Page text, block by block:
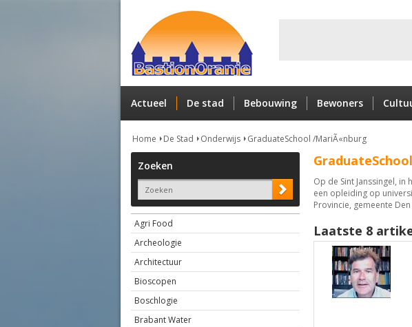
Actueel De stad Bebouwing Bewoners
Home De Stad Onderwijs GraduateSchool /MariÃ«nburg
Zoeken
Agri Food
Archeologie
Architectuur
Bioscopen
Boschlogie
Brabant Water
Op de Sint Janssingel,
een opleiding op
Provincie, gemeente
Laatste 8